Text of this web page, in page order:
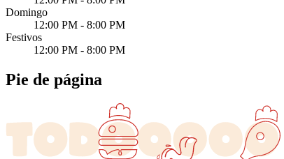
Domingo
12:00 PM - 8:00 PM
Festivos
12:00 PM - 8:00 PM
Pie de página